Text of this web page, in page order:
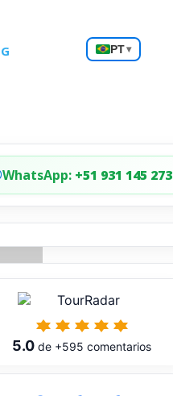
Escolha
um
PT▾
WhatsApp: +51 931 145 273
5.0 de +595 comentarios